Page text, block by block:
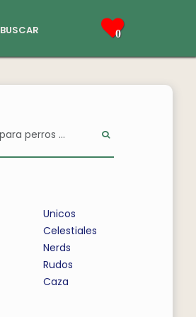
buscar 0
Unicos
Celestiales
Nerds
Rudos
Caza